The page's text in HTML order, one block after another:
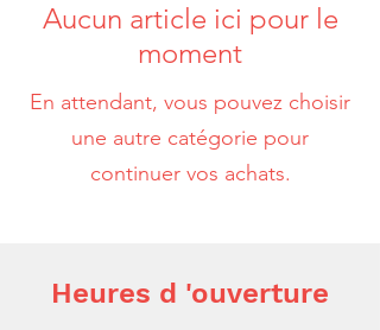
Aucun article ici pour le
moment
En attendant, vous pouvez choisir
une autre catégorie pour
continuer vos achats.
Heures d 'ouverture